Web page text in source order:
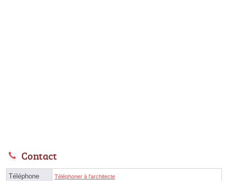
Contact
Téléphone Téléphoner à l'architecte